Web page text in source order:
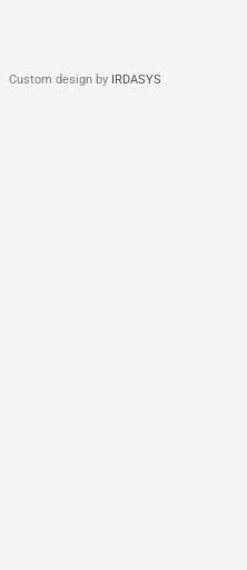
Custom design by IRDASYS